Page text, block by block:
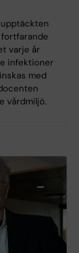
varje år
infektioner
med
vårdmiljö.